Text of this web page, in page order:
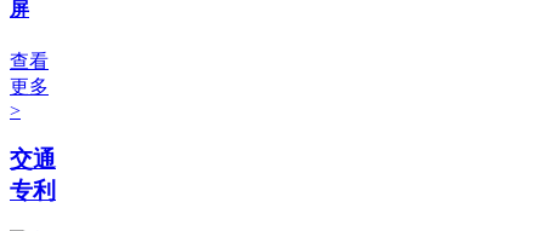
屏
查看
更多
>
交通
专利